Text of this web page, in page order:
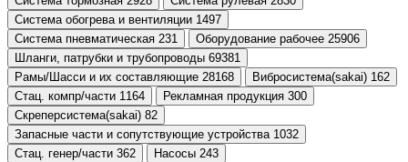
Система обогрева и вентиляции 1497
Система пневматическая 231
Оборудование рабочее 25906
Шланги, патрубки и трубопроводы 69381
Рамы/Шасси и их составляющие 28168
Вибросистема(sakai) 162
Стац. компр/части 1164
Рекламная продукция 300
Скреперсистема(sakai) 82
Запасные части и сопутствующие устройства 1032
Стац. генер/части 362
Насосы 243